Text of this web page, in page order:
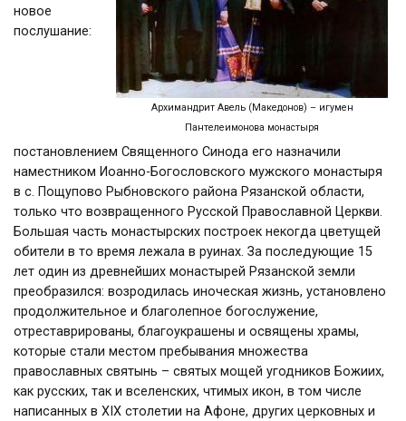
Архимандрит Авель (Македонов) – игумен
Пантелеимонова монастыря
новое
послушание:
постановлением Священного Синода его назначили
наместником Иоанно-Богословского мужского монастыря
в с. Пощупово Рыбновского района Рязанской области,
только что возвращенного Русской Православной Церкви.
Большая часть монастырских построек некогда цветущей
обители в то время лежала в руинах. За последующие 15
лет один из древнейших монастырей Рязанской земли
преобразился: возродилась иноческая жизнь, установлено
продолжительное и благолепное богослужение,
отреставрированы, благоукрашены и освящены храмы,
которые стали местом пребывания множества
православных святынь – святых мощей угодников Божиих,
как русских, так и вселенских, чтимых икон, в том числе
написанных в XIX столетии на Афоне, других церковных и